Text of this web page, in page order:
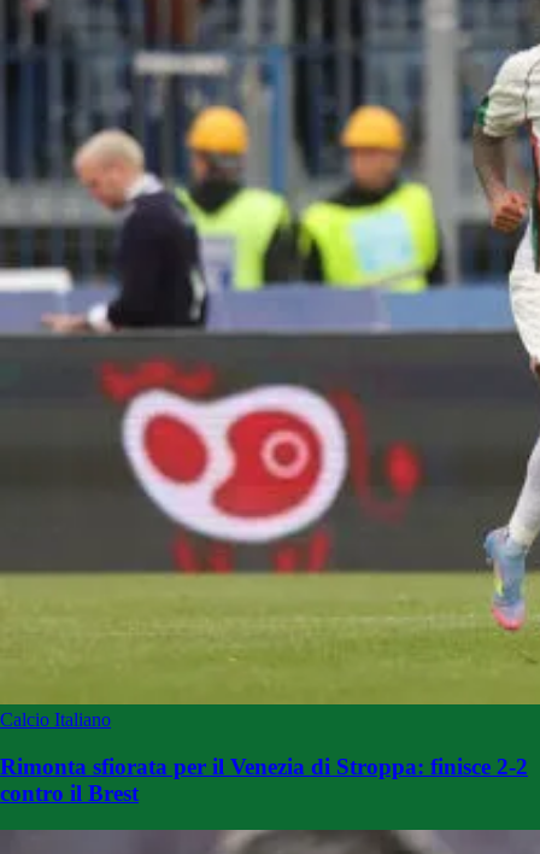
Calcio Italiano
Rimonta sfiorata per il Venezia di Stroppa: finisce 2-2
contro il Brest